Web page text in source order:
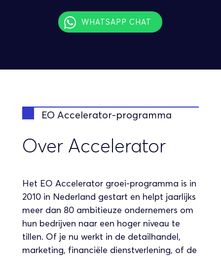
WHATSAPP CHAT
EO Accelerator-programma
Over Accelerator
Het EO Accelerator groei-programma is in
2010 in Nederland gestart en helpt jaarlijks
meer dan 80 ambitieuze ondernemers om
hun bedrijven naar een hoger niveau te
tillen. Of je nu werkt in de detailhandel,
marketing, financiële dienstverlening, of de